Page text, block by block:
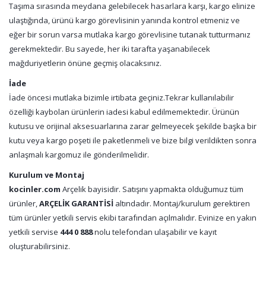
Taşıma sırasında meydana gelebilecek hasarlara karşı, kargo elinize
ulaştığında, ürünü kargo görevlisinin yanında kontrol etmeniz ve
eğer bir sorun varsa mutlaka kargo görevlisine tutanak tutturmanız
gerekmektedir. Bu sayede, her iki tarafta yaşanabilecek
mağduriyetlerin önüne geçmiş olacaksınız.
İade
İade öncesi mutlaka bizimle irtibata geçiniz.Tekrar kullanılabilir
özelliği kaybolan ürünlerin iadesi kabul edilmemektedir. Ürünün
kutusu ve orijinal aksesuarlarına zarar gelmeyecek şekilde başka bir
kutu veya kargo poşeti ile paketlenmeli ve bize bilgi verildikten sonra
anlaşmalı kargomuz ile gönderilmelidir.
Kurulum ve Montaj
kocinler.com Arçelik bayisidir. Satışını yapmakta olduğumuz tüm
ürünler,ARÇELİK GARANTİSİ altındadır. Montaj/kurulum gerektiren
tüm ürünler yetkili servis ekibi tarafından açılmalıdır. Evinize en yakın
yetkili servise 444 0 888nolu telefondan ulaşabilir ve kayıt
oluşturabilirsiniz.